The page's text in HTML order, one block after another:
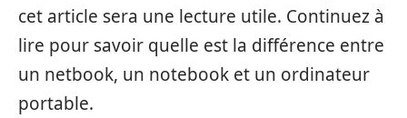
cet article sera une lecture utile. Continuez à
lire pour savoir quelle est la différence entre
un netbook, un notebook et un ordinateur
portable.